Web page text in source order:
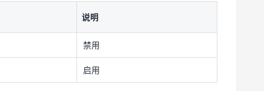
说明
禁用
启用